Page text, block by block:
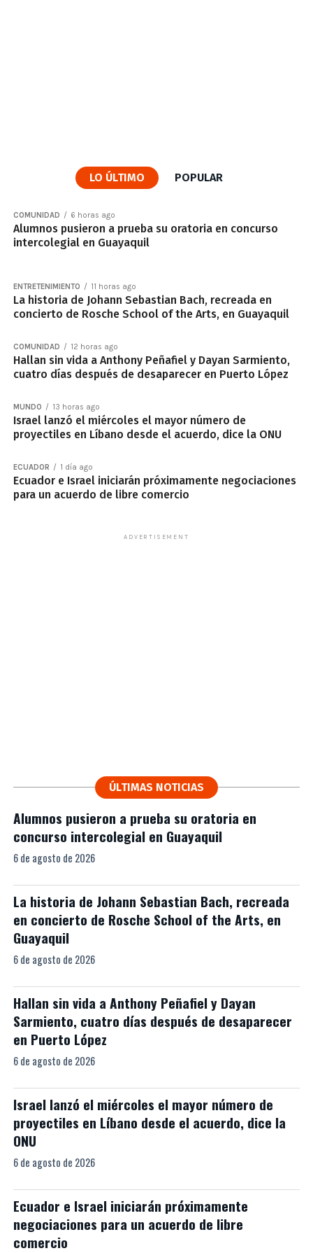
LO ÚLTIMO POPULAR
COMUNIDAD 6 horas ago
Alumnos pusieron a prueba su oratoria en concurso
intercolegial en Guayaquil
ENTRETENIMIENTO 11 horas ago
La historia de Johann Sebastian Bach, recreada en
concierto de Rosche School of the Arts, en Guayaquil
COMUNIDAD 12 horas ago
Hallan sin vida a Anthony Peñafiel y Dayan Sarmiento,
cuatro días después de desaparecer en Puerto López
MUNDO 13 horas ago
Israel lanzó el miércoles el mayor número de
proyectiles en Líbano desde el acuerdo, dice la ONU
ECUADOR 1 día ago
Ecuador e Israel iniciarán próximamente negociaciones
para un acuerdo de libre comercio
ADVERTISEMENT
ÚLTIMAS NOTICIAS
Alumnos pusieron a prueba su oratoria en
concurso intercolegial en Guayaquil
6 de agosto de 2026
La historia de Johann Sebastian Bach, recreada
en concierto de Rosche School of the Arts, en
Guayaquil
6 de agosto de 2026
Hallan sin vida a Anthony Peñafiel y Dayan
Sarmiento, cuatro días después de desaparecer
en Puerto López
6 de agosto de 2026
Israel lanzó el miércoles el mayor número de
proyectiles en Líbano desde el acuerdo, dice la
ONU
6 de agosto de 2026
Ecuador e Israel iniciarán próximamente
negociaciones para un acuerdo de libre
comercio